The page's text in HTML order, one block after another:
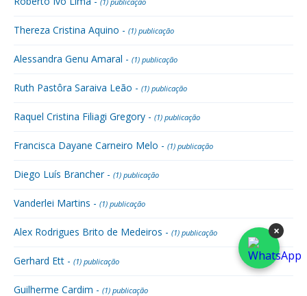
Thereza Cristina Aquino - (1) publicação
Alessandra Genu Amaral - (1) publicação
Ruth Pastôra Saraiva Leão - (1) publicação
Raquel Cristina Filiagi Gregory - (1) publicação
Francisca Dayane Carneiro Melo - (1) publicação
Diego Luís Brancher - (1) publicação
Vanderlei Martins - (1) publicação
Alex Rodrigues Brito de Medeiros - (1) publicação
Gerhard Ett - (1) publicação
Guilherme Cardim - (1) publicação
×